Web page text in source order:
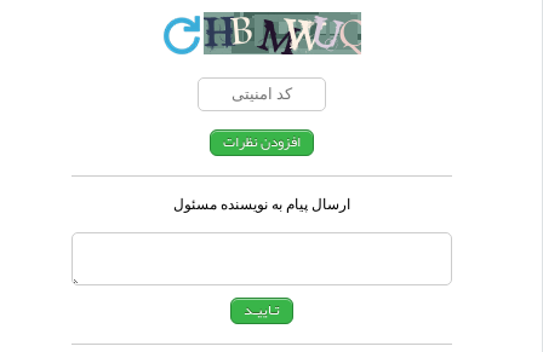
ارسال پیام به نویسنده مسئول